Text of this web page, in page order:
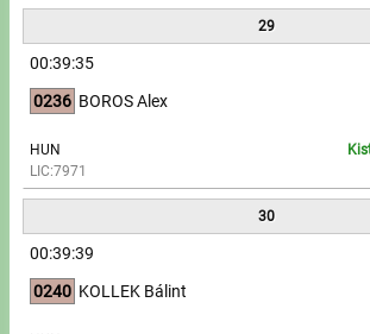
29
00:39:35
0236 BOROS Alex
HUN
LIC:7971
30
00:39:39
0240 KOLLEK Bálint